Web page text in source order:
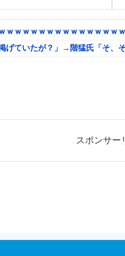
ｗｗｗｗｗｗｗｗｗｗｗｗｗ
ていたが？」→階猛氏「そ、
スポンサー